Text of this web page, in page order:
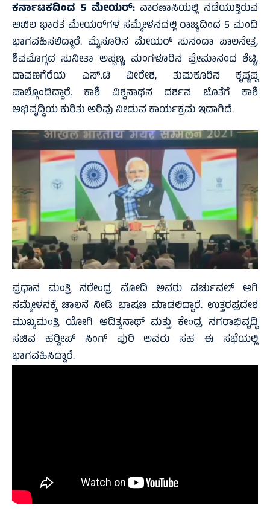
ಕರ್ನಾಟಕದಿಂದ 5 ಮೇಯರ್:ವಾರಣಾಸಿಯಲ್ಲಿ ನಡೆಯುತ್ತಿರುವ
ಅಖಿಲ ಭಾರತ ಮೇಯರ್‌ಗಳ ಸಮ್ಮೇಳನದಲ್ಲಿ ರಾಜ್ಯದಿಂದ 5 ಮಂದಿ
ಭಾಗವಹಿಸಲಿದ್ದಾರೆ. ಮೈಸೂರಿನ ಮೇಯರ್ ಸುನಂದಾ ಪಾಲನೇತ್ರ,
ಶಿವಮೊಗ್ಗದ ಸುನೀತಾ ಅಪ್ಪಣ್ಣ, ಮಂಗಳೂರಿನ ಪ್ರೇಮಾನಂದ ಶೆಟ್ಟಿ,
ದಾವಣಗೆರೆಯ ಎಸ್.ಟಿ ವೀರೇಶ, ತುಮಕೂರಿನ ಕೃಷ್ಣಪ್ಪ
ಪಾಲ್ಗೊಂಡಿದ್ದಾರೆ. ಕಾಶಿ ವಿಶ್ವನಾಥನ ದರ್ಶನ ಜೊತೆಗೆ ಕಾಶಿ
ಅಭಿವೃದ್ಧಿಯ ಕುರಿತು ಅರಿವು ನೀಡುವ ಕಾರ್ಯಕ್ರಮ ಇದಾಗಿದೆ.
ಪ್ರಧಾನ ಮಂತ್ರಿ ನರೇಂದ್ರ ಮೋದಿ ಅವರು ವರ್ಚುವಲ್ ಆಗಿ
ಸಮ್ಮೇಳನಕ್ಕೆ ಚಾಲನೆ ನೀಡಿ ಭಾಷಣ ಮಾಡಲಿದ್ದಾರೆ. ಉತ್ತರಪ್ರದೇಶ
ಮುಖ್ಯಮಂತ್ರಿ ಯೋಗಿ ಆದಿತ್ಯನಾಥ್ ಮತ್ತು ಕೇಂದ್ರ ನಗರಾಭಿವೃದ್ಧಿ
ಸಚಿವ ಹರ್‍ದೀಪ್ ಸಿಂಗ್ ಪುರಿ ಅವರು ಸಹ ಈ ಸಭೆಯಲ್ಲಿ
ಭಾಗವಹಿಸಿದ್ದಾರೆ.